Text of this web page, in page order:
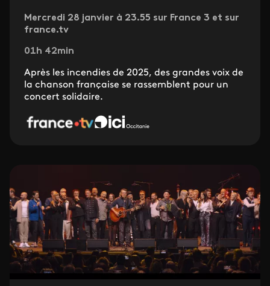
Mercredi 28 janvier à 23.55 sur France 3 et sur
france.tv
01h 42min
Après les incendies de 2025, des grandes voix de
la chanson française se rassemblent pour un
concert solidaire.